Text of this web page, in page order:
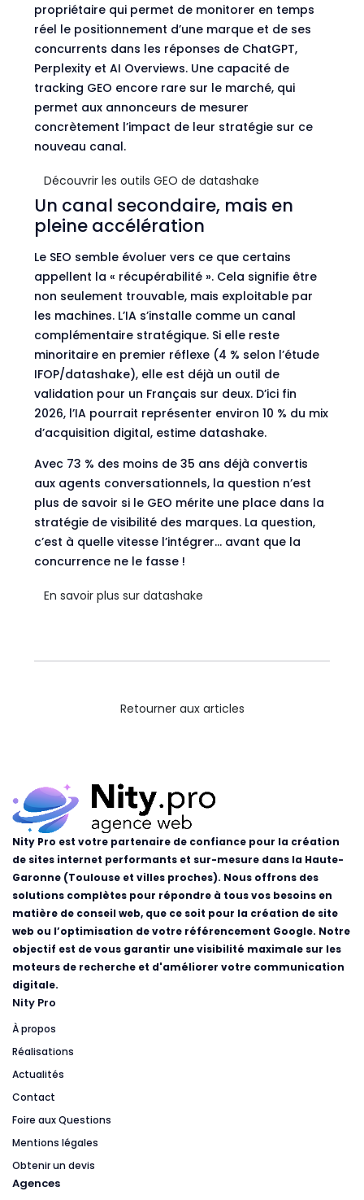
propriétaire qui permet de monitorer en temps
réel le positionnement d’une marque et de ses
concurrents dans les réponses de ChatGPT,
Perplexity et AI Overviews. Une capacité de
tracking GEO encore rare sur le marché, qui
permet aux annonceurs de mesurer
concrètement l’impact de leur stratégie sur ce
nouveau canal.
Découvrir les outils GEO de datashake
Un canal secondaire, mais en
pleine accélération
Le SEO semble évoluer vers ce que certains
appellent la « récupérabilité ». Cela signifie être
non seulement trouvable, mais exploitable par
les machines. L’IA s’installe comme un canal
complémentaire stratégique. Si elle reste
minoritaire en premier réflexe (4 % selon l’étude
IFOP/datashake), elle est déjà un outil de
validation pour un Français sur deux. D’ici fin
2026, l’IA pourrait représenter environ 10 % du mix
d’acquisition digital, estime datashake.
Avec 73 % des moins de 35 ans déjà convertis
aux agents conversationnels, la question n’est
plus de savoir si le GEO mérite une place dans la
stratégie de visibilité des marques. La question,
c’est à quelle vitesse l’intégrer… avant que la
concurrence ne le fasse !
En savoir plus sur datashake
Retourner aux articles
Nity Pro est votre partenaire de confiance pour la création
de sites internet performants et sur-mesure dans la Haute-
Garonne (Toulouse et villes proches). Nous offrons des
solutions complètes pour répondre à tous vos besoins en
matière de conseil web, que ce soit pour la création de site
web ou l’optimisation de votre référencement Google. Notre
objectif est de vous garantir une visibilité maximale sur les
moteurs de recherche et d'améliorer votre communication
digitale.
Nity Pro
À propos
Réalisations
Actualités
Contact
Foire aux Questions
Mentions légales
Obtenir un devis
Agences